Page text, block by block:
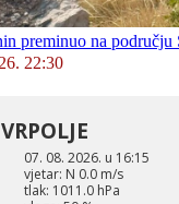
preminuo na području
22:30